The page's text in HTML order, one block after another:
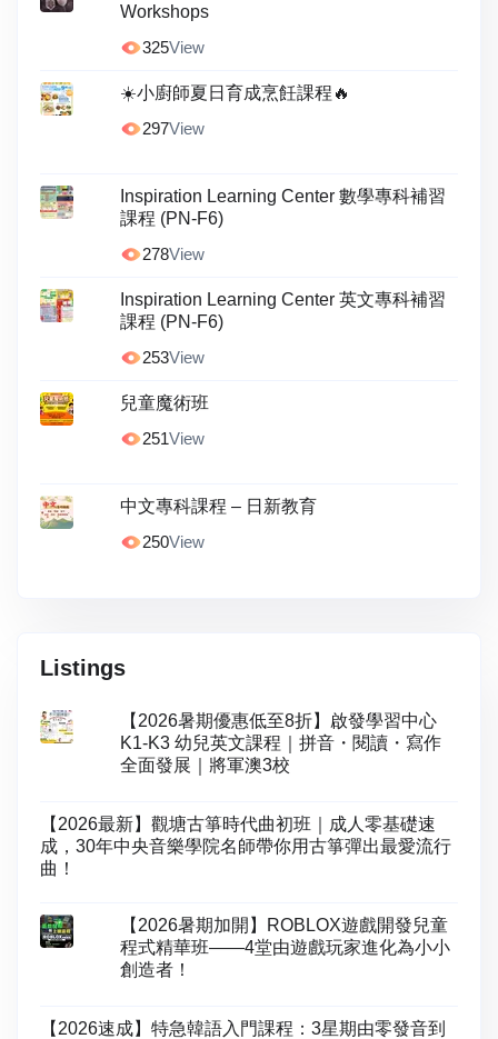
Workshops
325View
☀️小廚師夏日育成烹飪課程🔥
297View
Inspiration Learning Center 數學專科補習
課程 (PN-F6)
278View
Inspiration Learning Center 英文專科補習
課程 (PN-F6)
253View
兒童魔術班
251View
中文專科課程 – 日新教育
250View
Listings
【2026暑期優惠低至8折】啟發學習中心
K1-K3 幼兒英文課程｜拼音・閱讀・寫作
全面發展｜將軍澳3校
【2026最新】觀塘古箏時代曲初班｜成人零基礎速
成，30年中央音樂學院名師帶你用古箏彈出最愛流行
曲！
【2026暑期加開】ROBLOX遊戲開發兒童
程式精華班——4堂由遊戲玩家進化為小小
創造者！
【2026速成】特急韓語入門課程：3星期由零發音到